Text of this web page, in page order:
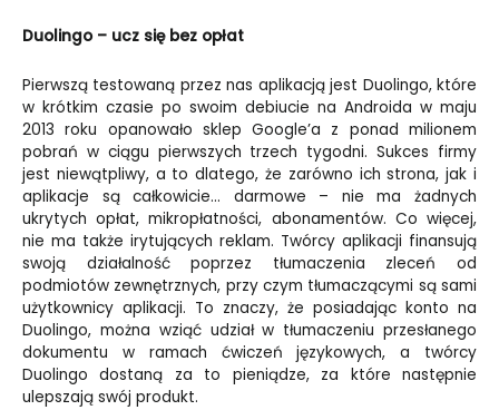
Duolingo – ucz się bez opłat
Pierwszą testowaną przez nas aplikacją jest Duolingo, które
w krótkim czasie po swoim debiucie na Androida w maju
2013 roku opanowało sklep Google’a z ponad milionem
pobrań w ciągu pierwszych trzech tygodni. Sukces firmy
jest niewątpliwy, a to dlatego, że zarówno ich strona, jak i
aplikacje są całkowicie… darmowe – nie ma żadnych
ukrytych opłat, mikropłatności, abonamentów. Co więcej,
nie ma także irytujących reklam. Twórcy aplikacji finansują
swoją działalność poprzez tłumaczenia zleceń od
podmiotów zewnętrznych, przy czym tłumaczącymi są sami
użytkownicy aplikacji. To znaczy, że posiadając konto na
Duolingo, można wziąć udział w tłumaczeniu przesłanego
dokumentu w ramach ćwiczeń językowych, a twórcy
Duolingo dostaną za to pieniądze, za które następnie
ulepszają swój produkt.